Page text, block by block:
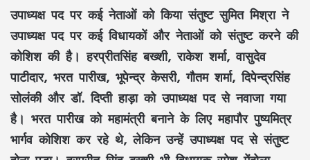
उपाध्यक्ष पदपर कई नेताओं को किया संतुष्ट सुमित मिश्रा ने
उपाध्यक्ष पद पर कई विधायकों और नेताओं को संतुष्ट करने की
कोशिश की है। हरप्रीतसिंह बख्शी, राकेश शर्मा, वासुदेव
पाटीदार, भरत पारीख, भूपेन्द्र केसरी, गौतम शर्मा, दिपेन्द्रसिंह
सोलंकी और डॉ. दिप्ती हाड़ा को उपाध्यक्ष पद से नवाजा गया
है। भरत पारीख को महामंत्री बनाने के लिए महापौर पुष्यमित्र
भार्गव कोशिश कर रहे थे, लेकिन उन्हें उपाध्यक्ष पद से संतुष्ट